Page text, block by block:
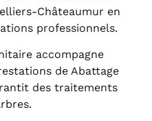
Châteaumur en
professionnels.
accompagne
de Abattage
des traitements